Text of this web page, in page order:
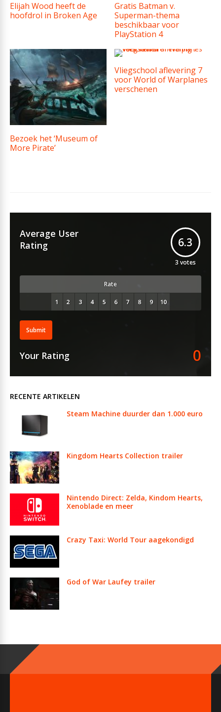
Elijah Wood heeft de
hoofdrol in Broken Age
Gratis Batman v.
Superman-thema
beschikbaar voor
PlayStation 4
Bezoek het ‘Museum of
More Pirate’
Vliegschool aflevering 7
voor World of Warplanes
verschenen
Average User
Rating
6.3
3 votes
Rate
Submit
Your Rating 0
RECENTE ARTIKELEN
Steam Machine duurder dan 1.000 euro
Kingdom Hearts Collection trailer
Nintendo Direct: Zelda, Kindom Hearts,
Xenoblade en meer
Crazy Taxi: World Tour aagekondigd
God of War Laufey trailer